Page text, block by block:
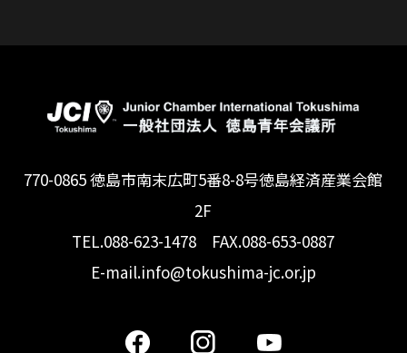
770-0865 徳島市南末広町5番8-8号徳島経済産業会館
2F
TEL.088-623-1478 FAX.088-653-0887
E-mail.info@tokushima-jc.or.jp